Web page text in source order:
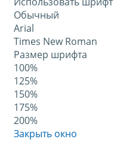
Обычный
Arial
Times New Roman
Размер шрифта
100%
125%
150%
175%
200%
Закрыть окно